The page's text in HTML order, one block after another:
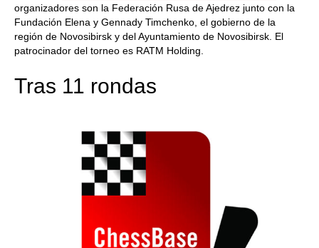
organizadores son la Federación Rusa de Ajedrez junto con la
Fundación Elena y Gennady Timchenko, el gobierno de la
región de Novosibirsk y del Ayuntamiento de Novosibirsk. El
patrocinador del torneo es RATM Holding.
Tras 11 rondas